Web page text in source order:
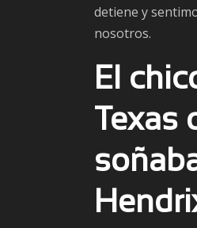
detiene y
nosotros.
El
Texas